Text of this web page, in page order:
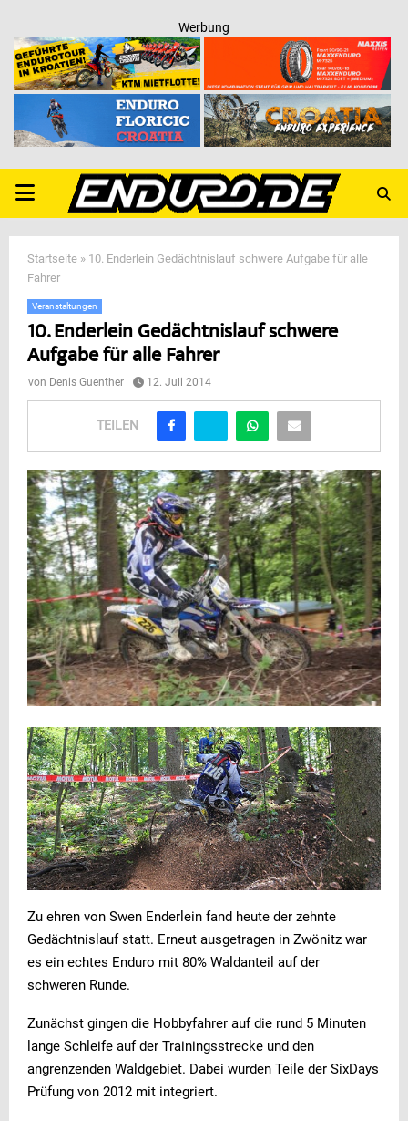
Werbung
PRIMARY
MENU
Startseite » 10. Enderlein Gedächtnislauf schwere Aufgabe für alle
Fahrer
Veranstaltungen
10. Enderlein Gedächtnislauf schwere
Aufgabe für alle Fahrer
von Denis Guenther 12. Juli 2014
TEILEN
Zu ehren von Swen Enderlein fand heute der zehnte
Gedächtnislauf statt. Erneut ausgetragen in Zwönitz war
es ein echtes Enduro mit 80% Waldanteil auf der
schweren Runde.
Zunächst gingen die Hobbyfahrer auf die rund 5 Minuten
lange Schleife auf der Trainingsstrecke und den
angrenzenden Waldgebiet. Dabei wurden Teile der SixDays
Prüfung von 2012 mit integriert.